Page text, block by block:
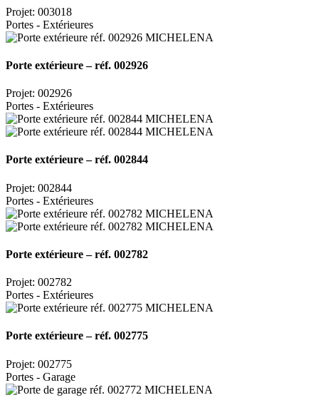
Projet: 003018
Portes - Extérieures
Porte extérieure – réf. 002926
Projet: 002926
Portes - Extérieures
Porte extérieure – réf. 002844
Projet: 002844
Portes - Extérieures
Porte extérieure – réf. 002782
Projet: 002782
Portes - Extérieures
Porte extérieure – réf. 002775
Projet: 002775
Portes - Garage